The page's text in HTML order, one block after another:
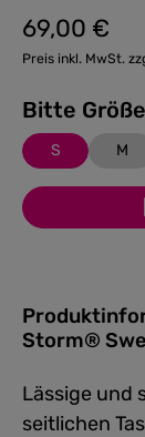
Regulärer Preis:
69,00 €
Preis inkl. MwSt.
S M
Storm®
Lässige und
seitlichen